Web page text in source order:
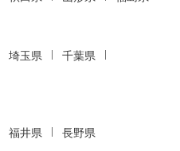
埼玉県
千葉県
福井県 長野県